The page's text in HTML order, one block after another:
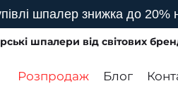
шпалер знижка до 20%
шпалери від світових
Розпродаж Блог